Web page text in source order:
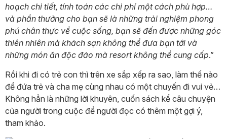
hoạch chi tiết, tính toán các chi phí một cách phù hợp…
và phần thưởng cho bạn sẽ là những trải nghiệm phong
phú chân thực về cuộc sống, bạn sẽ đến được những góc
thiên nhiên mà khách sạn không thể đưa bạn tới và
những món ăn độc đáo mà resort không thể cung cấp.”
Rồi khi đi có trẻ con thì trên xe sắp xếp ra sao, làm thế nào
để đứa trẻ và cha mẹ cùng nhau có một chuyến đi vui vẻ…
Không hẳn là những lời khuyên, cuốn sách kể câu chuyện
của người trong cuộc để người đọc có thêm một gợi ý,
tham khảo.